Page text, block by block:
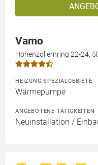
Vamo
Hohenzollernring 22-24,
HEIZUNG SPEZIALGEBIETE
Wärmepumpe
ANGEBOTENE TÄTIGKEITEN
Neuinstallation /